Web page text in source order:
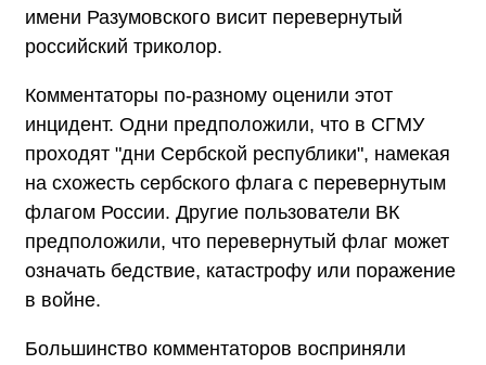
имени Разумовского висит перевернутый
российский триколор.
Комментаторы по-разному оценили этот
инцидент. Одни предположили, что в СГМУ
проходят "дни Сербской республики", намекая
на схожесть сербского флага с перевернутым
флагом России. Другие пользователи ВК
предположили, что перевернутый флаг может
означать бедствие, катастрофу или поражение
в войне.
Большинство комментаторов восприняли